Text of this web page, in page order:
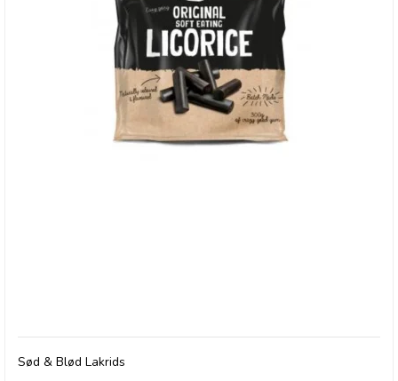
Sød & Blød Lakrids